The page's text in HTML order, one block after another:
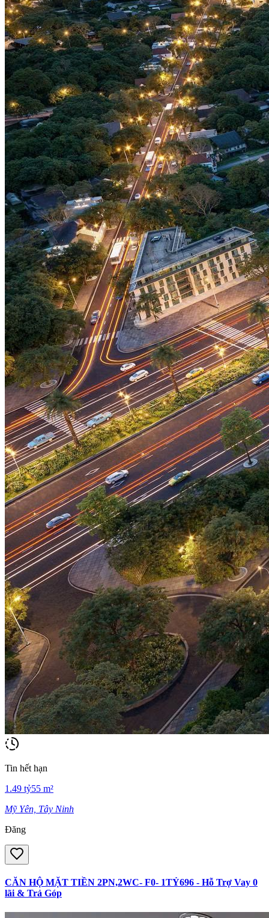
Tin hết hạn
1.49 tỷ55 m²
Mỹ Yên, Tây Ninh
Đăng
CĂN HỘ MẶT TIỀN 2PN,2WC- F0- 1TỶ696 - Hỗ Trợ Vay 0
lãi & Trả Góp